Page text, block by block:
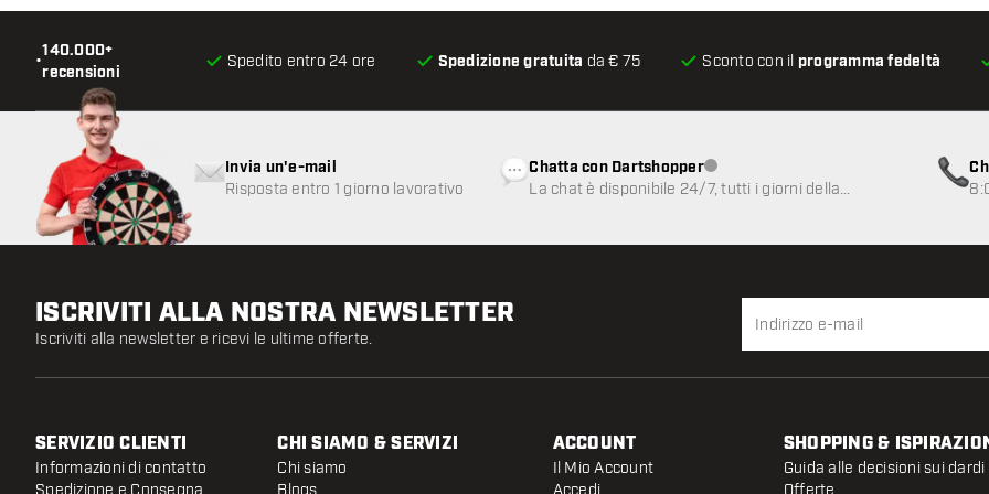
•
140.000+
recensioni
Spedito entro 24 ore Spedizione gratuita da € 75 Sconto con il programma fedeltà
Invia un'e-mail
Risposta entro 1 giorno lavorativo
Chatta con DartshopperServizio clienti non disponibile
La chat è disponibile 24/7, tutti i giorni della
ISCRIVITI ALLA NOSTRA NEWSLETTER
Iscriviti alla newsletter e ricevi le ultime offerte.
SERVIZIO CLIENTI
Informazioni di contatto
Spedizione e Consegna
CHI SIAMO & SERVIZI
Chi siamo
Blogs
ACCOUNT
Il Mio Account
Accedi
SHOPPING &
Guida alle decisioni sui dardi
Offerte